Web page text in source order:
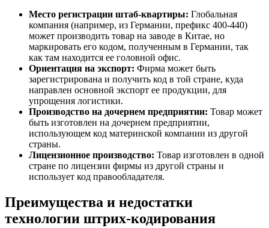
Место регистрации штаб-квартиры: Глобальная
компания (например, из Германии, префикс 400-440)
может производить товар на заводе в Китае, но
маркировать его кодом, полученным в Германии, так
как там находится ее головной офис.
Ориентация на экспорт: Фирма может быть
зарегистрирована и получить код в той стране, куда
направлен основной экспорт ее продукции, для
упрощения логистики.
Производство на дочернем предприятии: Товар может
быть изготовлен на дочернем предприятии,
использующем код материнской компании из другой
страны.
Лицензионное производство: Товар изготовлен в одной
стране по лицензии фирмы из другой страны и
использует код правообладателя.
Преимущества и недостатки
технологии штрих-кодирования